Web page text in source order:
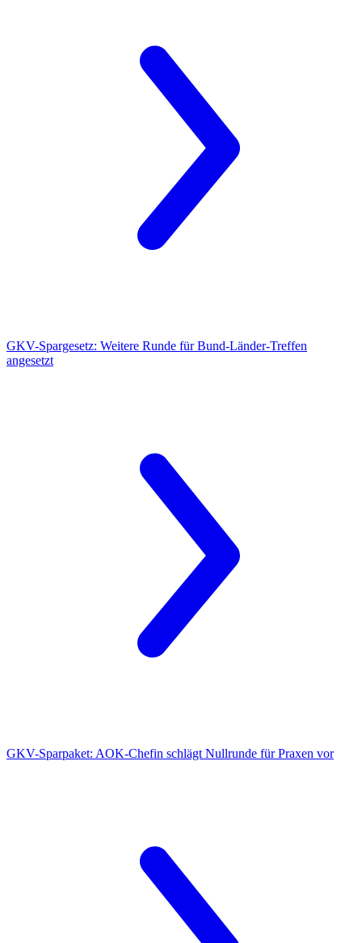
GKV-Spargesetz: Weitere Runde für Bund-Länder-Treffen
angesetzt
GKV-Sparpaket: AOK-Chefin schlägt Nullrunde für Praxen vor